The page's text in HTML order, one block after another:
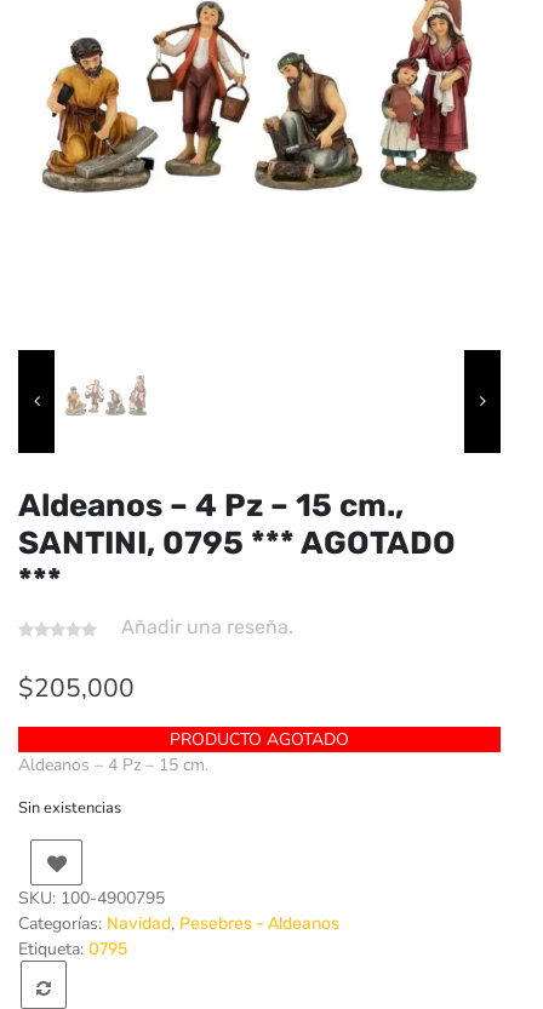
Aldeanos – 4 Pz – 15 cm.,
SANTINI, 0795 *** AGOTADO
***
Añadir una reseña.
$205,000
PRODUCTO AGOTADO
Aldeanos – 4 Pz – 15 cm.
Sin existencias
SKU: 100-4900795
Categorías: Navidad, Pesebres - Aldeanos
Etiqueta: 0795